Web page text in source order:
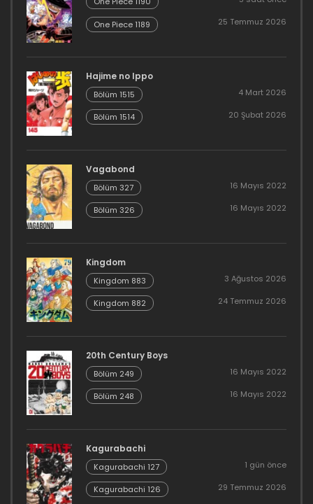
One Piece 1189 25 Temmuz 2026
Hajime no Ippo
Bölüm 1515 4 Mart 2026
Bölüm 1514 20 Şubat 2026
Vagabond
Bölüm 327 16 Mayıs 2022
Bölüm 326 16 Mayıs 2022
Kingdom
Kingdom 883 3 Ağustos 2026
Kingdom 882 24 Temmuz 2026
20th Century Boys
Bölüm 249 16 Mayıs 2022
Bölüm 248 16 Mayıs 2022
Kagurabachi
Kagurabachi 127 1 gün önce
Kagurabachi 126 29 Temmuz 2026